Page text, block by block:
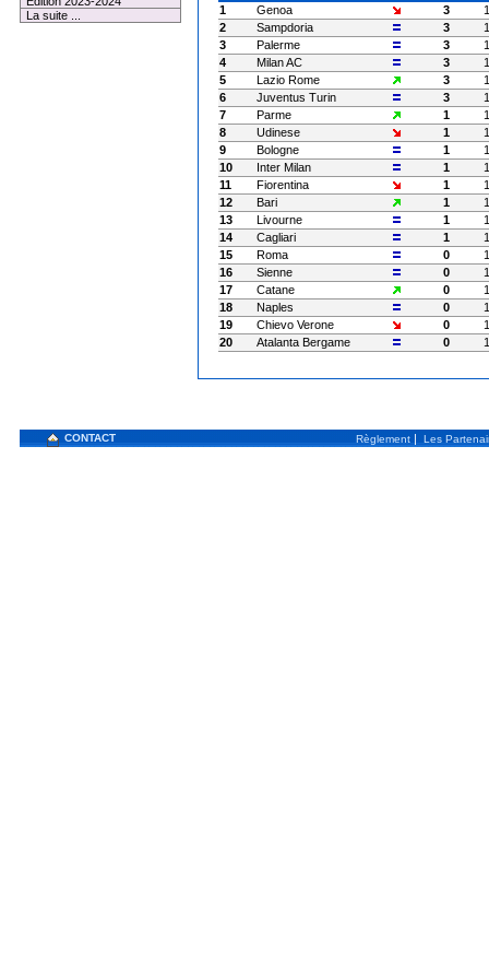
La suite ...
1
Genoa 3
1
2
Sampdoria 3
1
3
Palerme 3
1
4
Milan AC 3
1
5
Lazio Rome 3
1
6
Juventus Turin 3
1
7
Parme 1
1
8
Udinese 1
1
9
Bologne 1
1
10
Inter Milan 1
1
11
Fiorentina 1
1
12
Bari 1
1
13
Livourne 1
1
14
Cagliari 1
1
15
Roma 0
1
16
Sienne 0
1
17
Catane 0
1
18
Naples 0
1
19
Chievo Verone 0
1
20
Atalanta Bergame 0 1
CONTACT Règlement | Les